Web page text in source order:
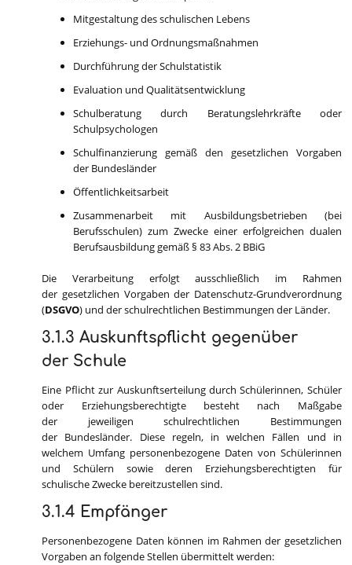
Mitgestaltung des schulischen Lebens
Erziehungs- und Ordnungsmaßnahmen
Durchführung der Schulstatistik
Evaluation und Qualitätsentwicklung
Schulberatung durch Beratungslehrkräfte oder
Schulpsychologen
Schulfinanzierung gemäß den gesetzlichen Vorgaben
der Bundesländer
Öffentlichkeitsarbeit
Zusammenarbeit mit Ausbildungsbetrieben (bei
Berufsschulen) zum Zwecke einer erfolgreichen dualen
Berufsausbildung gemäß § 83 Abs. 2 BBiG
Die Verarbeitung erfolgt ausschließlich im Rahmen
der gesetzlichen Vorgaben der Datenschutz-Grundverordnung
(DSGVO) und der schulrechtlichen Bestimmungen der Länder.
3.1.3 Auskunftspflicht gegenüber
der Schule
Eine Pflicht zur Auskunftserteilung durch Schülerinnen, Schüler
oder Erziehungsberechtigte besteht nach Maßgabe
der jeweiligen schulrechtlichen Bestimmungen
der Bundesländer. Diese regeln, in welchen Fällen und in
welchem Umfang personenbezogene Daten von Schülerinnen
und Schülern sowie deren Erziehungsberechtigten für
schulische Zwecke bereitzustellen sind.
3.1.4 Empfänger
Personenbezogene Daten können im Rahmen der gesetzlichen
Vorgaben an folgende Stellen übermittelt werden: